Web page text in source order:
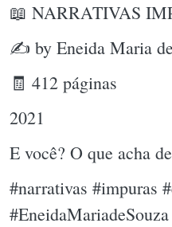
📖 NARRATIVAS
✍ by Eneida Maria
🧾 412 páginas
2021
E você? O que acha
#narrativas #impuras
#EneidaMariadeSouza